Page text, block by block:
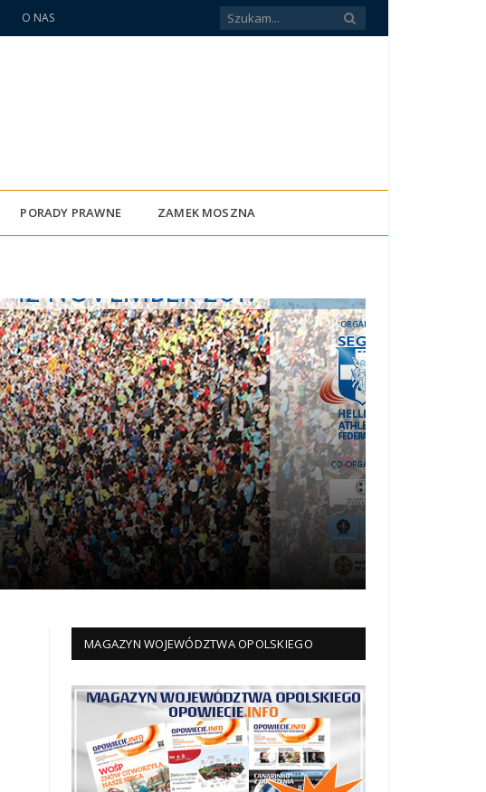
O NAS
PORADY PRAWNE ZAMEK MOSZNA
MAGAZYN WOJEWÓDZTWA OPOLSKIEGO